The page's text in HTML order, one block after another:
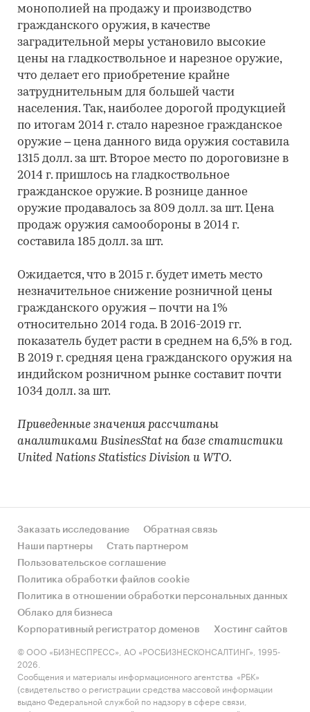
монополией на продажу и производство
гражданского оружия, в качестве
заградительной меры установило высокие
цены на гладкоствольное и нарезное оружие,
что делает его приобретение крайне
затруднительным для большей части
населения. Так, наиболее дорогой продукцией
по итогам 2014 г. стало нарезное гражданское
оружие – цена данного вида оружия составила
1315 долл. за шт. Второе место по дороговизне в
2014 г. пришлось на гладкоствольное
гражданское оружие. В рознице данное
оружие продавалось за 809 долл. за шт. Цена
продаж оружия самообороны в 2014 г.
составила 185 долл. за шт.
Ожидается, что в 2015 г. будет иметь место
незначительное снижение розничной цены
гражданского оружия – почти на 1%
относительно 2014 года. В 2016-2019 гг.
показатель будет расти в среднем на 6,5% в год.
В 2019 г. средняя цена гражданского оружия на
индийском розничном рынке составит почти
1034 долл. за шт.
Приведенные значения рассчитаны
аналитиками BusinesStat на базе статистики
United Nations Statistics Division и WTO.
Заказать исследование
Обратная связь
Наши партнеры
Стать партнером
Пользовательское соглашение
Политика обработки файлов cookie
Политика в отношении обработки персональных данных
Облако для бизнеса
Корпоративный регистратор доменов
Хостинг сайтов
© ООО «БИЗНЕСПРЕСС», АО «РОСБИЗНЕСКОНСАЛТИНГ», 1995-
2026.
Сообщения и материалы информационного агентства «РБК»
(свидетельство о регистрации средства массовой информации
выдано Федеральной службой по надзору в сфере связи,